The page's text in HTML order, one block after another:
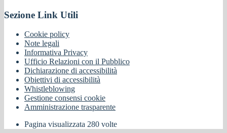
Sezione Link Utili
Cookie policy
Note legali
Informativa Privacy
Ufficio Relazioni con il Pubblico
Dichiarazione di accessibilità
Obiettivi di accessibilità
Whistleblowing
Gestione consensi cookie
Amministrazione trasparente
Pagina visualizzata 280 volte